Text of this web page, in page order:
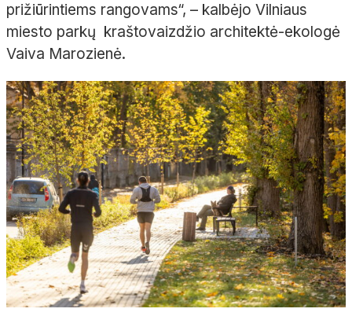
prižiūrintiems rangovams“, – kalbėjo Vilniaus
miesto parkų kraštovaizdžio architektė-ekologė
Vaiva Marozienė.